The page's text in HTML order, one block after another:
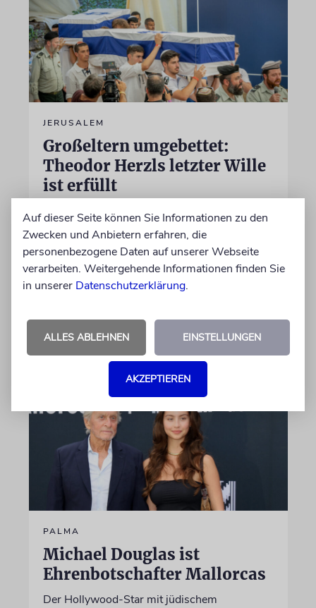
JERUSALEM
Großeltern umgebettet:
Theodor Herzls letzter Wille
ist erfüllt
Die Überreste von Schimon und Rikva Herzl,
Vorfahren väterlicherseits des Zionismus-
Begründers und prägende Gestalten in
Theodor Herzls Jugend, wurden von Serbien
nach Israel überführt und auf dem Herzlberg
06.08.2026
PALMA
Michael Douglas ist
Ehrenbotschafter Mallorcas
Der Hollywood-Star mit jüdischem
Auf dieser Seite können Sie Informationen zu den
Zwecken und Anbietern erfahren, die
personenbezogene Daten auf unserer Webseite
verarbeiten. Weitergehende Informationen finden Sie
in unserer Datenschutzerklärung.
ALLES ABLEHNEN EINSTELLUNGEN
AKZEPTIEREN